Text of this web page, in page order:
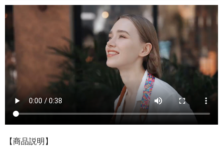
SEKIDO 会社概要
【商品説明】